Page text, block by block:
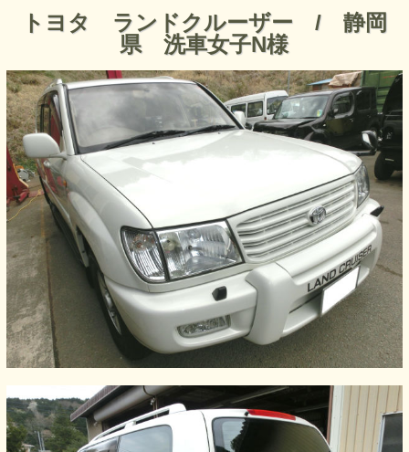
トヨタ ランドクルーザー / 静岡
県 洗車女子N様